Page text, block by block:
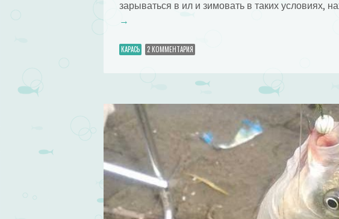
зарываться в ил и зимовать в таких условиях,
→
КАРАСЬ 2 КОММЕНТАРИЯ